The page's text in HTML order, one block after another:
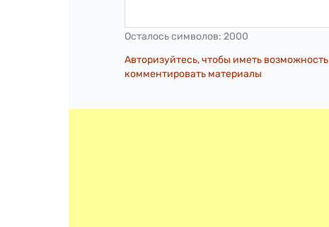
Осталось символов: 2000
Авторизуйтесь, чтобы иметь возможность
комментировать материалы